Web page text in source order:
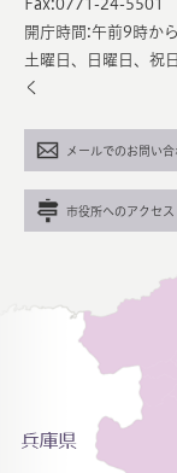
Fax:0771-24-5501
開庁時間:午前9時か
土曜日、日曜日、祝
く
メールでのお問い合
市役所へのアクセス